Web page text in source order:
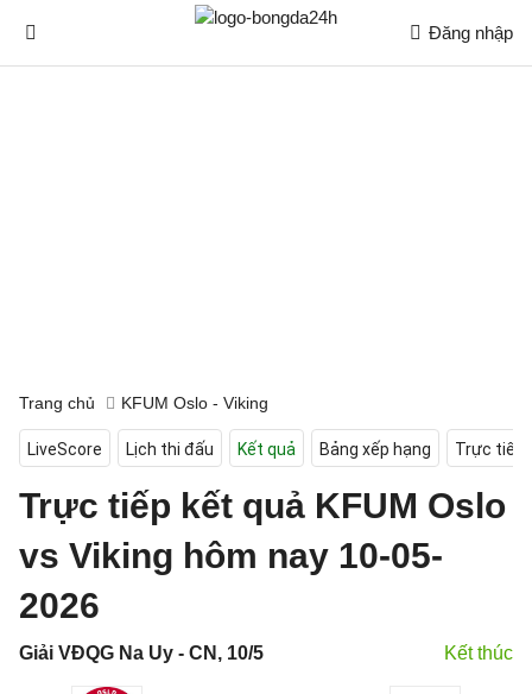
Đăng nhập
Trang chủ KFUM Oslo - Viking
LiveScore Lịch thi đấu Kết quả Bảng xếp hạng Trực tiếp
Trực tiếp kết quả KFUM Oslo
vs Viking hôm nay 10-05-
2026
Giải VĐQG Na Uy - CN, 10/5 Kết thúc